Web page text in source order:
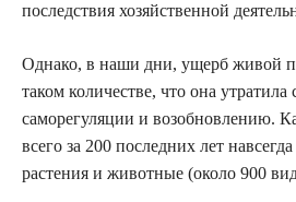
последствия хозяйственной
Однако, в наши дни, ущерб живой
таком количестве, что она утратила
саморегуляции и возобновлению.
всего за 200 последних лет
растения и животные (около 900